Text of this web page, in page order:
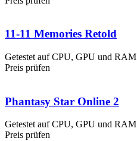
11-11 Memories Retold
Getestet auf CPU, GPU und RAM
Preis prüfen
Phantasy Star Online 2
Getestet auf CPU, GPU und RAM
Preis prüfen